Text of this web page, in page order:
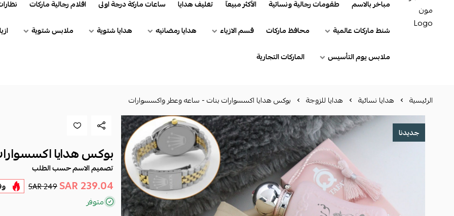
مباخر بالاسم
طقومات رجالية ونسائية الأكثر مبيعآ تغليف هدايا ساعات ماركة درجة اولى اقلام رجالية ماركات
شنط ماركات عالمية
محافظ ماركات قسم الازياء هدايا رمضانيه هدايا شتوية ملابس شتوية
ملابس يوم التأسيس
الماركات التجارية
الرئيسية هدايا نسائية هدايا للزوجة بوكس هدايا اكسسوارات بنات - ساعه وعطر واكسسوارات
جديدنا
بوكس هدايا
تصميم الاسم حسب الطلب
239.04 SAR
249 SAR
متوفر